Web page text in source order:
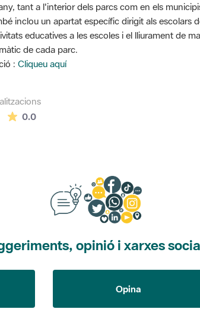
tant a l'interior dels parcs com en els
inclou un apartat específic dirigit als escolars
educatives a les escoles i el lliurament de
de cada parc.
: Cliqueu aquí
0.0La mitjana de les valoracions és de 0
opinió i xarxes
Opina